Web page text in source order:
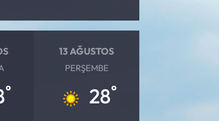
°
13 AĞUSTOS
PERŞEMBE
28°